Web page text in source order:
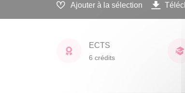
Ajouter à la sélection
ECTS
6 crédits